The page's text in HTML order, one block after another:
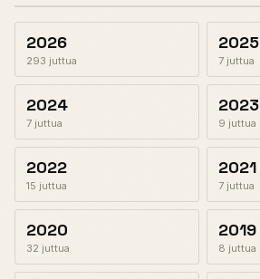
2026
293 juttua
2025
7 juttua
2024
7 juttua
2023
9 juttua
2022
15 juttua
2021
7 juttua
2020
32 juttua
2019
8 juttua